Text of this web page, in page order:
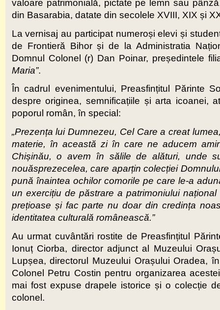
valoare patrimonială, pictate pe lemn sau
din Basarabia, datate din secolele XVIII, XIX și
La vernisaj au participat numeroși elevi și
de Frontieră Bihor și de la Administratia
Domnul Colonel (r) Dan Poinar, președintele
Maria”.
În cadrul evenimentului, Preasfințitul Părinte
despre originea, semnificațiile și arta icoanei,
poporul român, în special:
„Prezența lui Dumnezeu, Cel Care a creat
materie, în această zi în care ne aducem
Chișinău, o avem în sălile de alături, unde
nouăsprezecelea, care aparțin colecției
pună înaintea ochilor comorile pe care le-a
un exercițiu de păstrare a patrimoniului
prețioase și fac parte nu doar din credința
identitatea culturală românească.”
Au urmat cuvântări rostite de Preasfințitul
Ionuț Ciorba, director adjunct al Muzeului
Lupșea, directorul Muzeului Orașului Oradea,
Colonel Petru Costin pentru organizarea
mai fost expuse drapele istorice și o colecție
colonel.